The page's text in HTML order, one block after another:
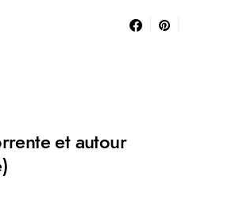
et autour